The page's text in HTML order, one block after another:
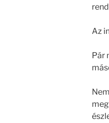
Az
Pár